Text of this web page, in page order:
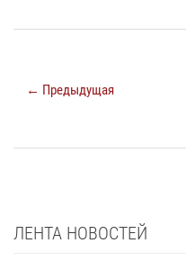
← Предыдущая
ЛЕНТА НОВОСТЕЙ